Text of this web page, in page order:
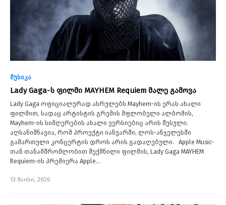
მუსიკა
Lady Gaga-ს ფილმი MAYHEM Requiem მალე გამოვა
Lady Gaga ოფიციალურად ასრულებს Mayhem-ის ერას ახალი
ფილმით, სადაც არტისტის გრემის მფლობელი ალბომის,
Mayhem-ის სიმღერების ახალი ვერსიებიც არის შესული.
აღსანიშნავია, რომ პროექტი იანვარში, ლოს-ანჯელესში
გამართული კონცერტის დროს არის გადაღებული. Apple Music-
თან თანამშრომლობით შექმნილი ფილმის, Lady Gaga MAYHEM
Requiem-ის პრემიერა Apple…
13 მაისი, 2026